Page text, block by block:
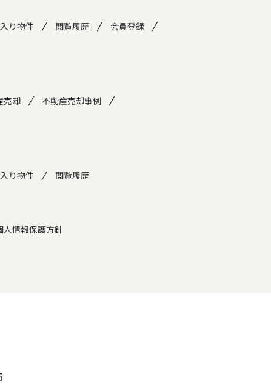
り物件 閲覧履歴
会員登録
売却
不動産売却事例
り物件 閲覧履歴
人情報保護方針